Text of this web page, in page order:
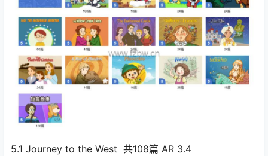
5.1 Journey to the West 共108篇 AR 3.4